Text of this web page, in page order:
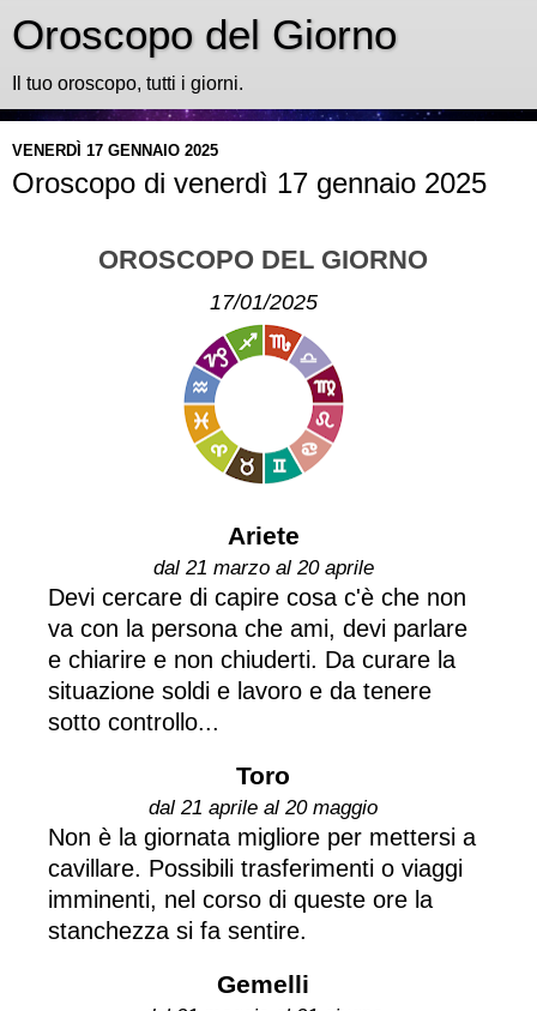
Oroscopo del Giorno
Il tuo oroscopo, tutti i giorni.
VENERDÌ 17 GENNAIO 2025
Oroscopo di venerdì 17 gennaio 2025
OROSCOPO DEL GIORNO
17/01/2025
Ariete
dal 21 marzo al 20 aprile
Devi cercare di capire cosa c'è che non
va con la persona che ami, devi parlare
e chiarire e non chiuderti. Da curare la
situazione soldi e lavoro e da tenere
sotto controllo...
Toro
dal 21 aprile al 20 maggio
Non è la giornata migliore per mettersi a
cavillare. Possibili trasferimenti o viaggi
imminenti, nel corso di queste ore la
stanchezza si fa sentire.
Gemelli